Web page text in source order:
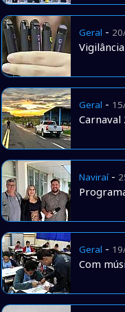
Geral -
Geral -
Naviraí-
Geral -
Com